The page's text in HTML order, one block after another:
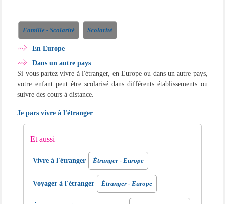
Famille - Scolarité Scolarité
En Europe
Dans un autre pays
Si vous partez vivre à l'étranger, en Europe ou dans un autre pays,
votre enfant peut être scolarisé dans différents établissements ou
suivre des cours à distance.
Je pars vivre à l'étranger
Et aussi
Vivre à l'étranger Étranger - Europe
Voyager à l'étranger Étranger - Europe